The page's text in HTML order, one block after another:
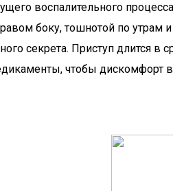
воспалительного
боку, тошнотой по
секрета. Приступ длится
чтобы дискомфорт